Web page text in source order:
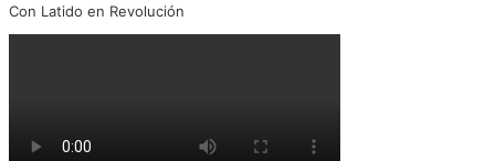
Con Latido en Revolución